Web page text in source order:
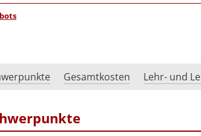
Gesamtkosten Lehr- und